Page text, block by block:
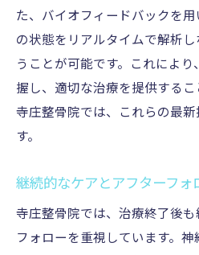
た、バイオフィードバックを
の状態をリアルタイムで解析
うことが可能です。これによ
握し、適切な治療を提供するこ
寺庄整骨院では、これらの最
す。
継続的なケアとアフターフォ
寺庄整骨院では、治療終了後
フォローを重視しています。